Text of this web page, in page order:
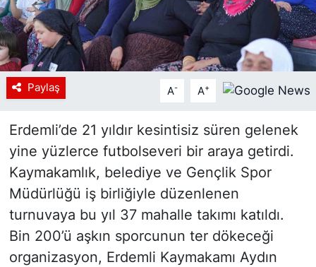
Paylaş A- A+
Erdemli’de 21 yıldır kesintisiz süren gelenek
yine yüzlerce futbolseveri bir araya getirdi.
Kaymakamlık, belediye ve Gençlik Spor
Müdürlüğü iş birliğiyle düzenlenen
turnuvaya bu yıl 37 mahalle takımı katıldı.
Bin 200’ü aşkın sporcunun ter dökeceği
organizasyon, Erdemli Kaymakamı Aydın
Haberde insan
Tanıtım